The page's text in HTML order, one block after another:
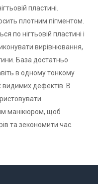
пластині.
плотним пігментом.
по нігтьовій пластині і
вирівнювання,
База достатньо
в одному тонкому
видимих дефектів. В
манікюром, щоб
та зекономити час.